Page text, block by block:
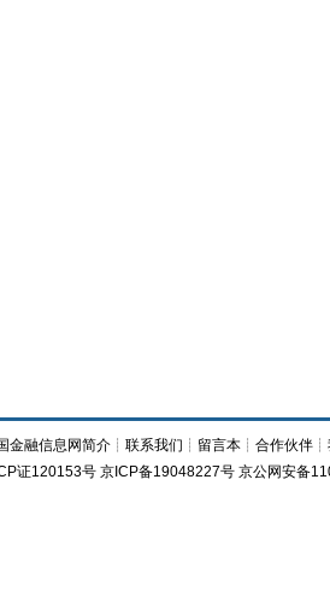
金融信息网简介 ┊联系我们 ┊ 留言本 ┊合作伙伴 ┊
证120153号 京ICP备19048227号 京公网安备